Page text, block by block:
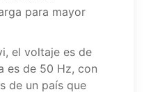
para mayor
el voltaje es de
es de 50 Hz, con
de un país que